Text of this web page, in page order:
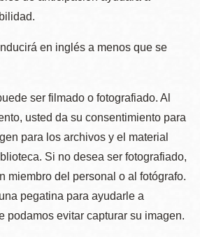
en inglés a menos que se
ser filmado o fotografiado. Al
usted da su consentimiento para
para los archivos y el material
Si no desea ser fotografiado,
miembro del personal o al fotógrafo.
pegatina para ayudarle a
podamos evitar capturar su imagen.